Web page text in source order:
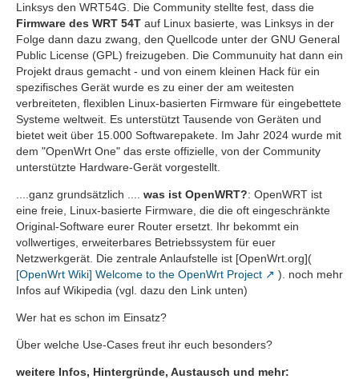
Linksys den WRT54G. Die Community stellte fest, dass die
Firmware des WRT 54T auf Linux basierte, was Linksys in der
Folge dann dazu zwang, den Quellcode unter der GNU General
Public License (GPL) freizugeben. Die Communuity hat dann ein
Projekt draus gemacht - und von einem kleinen Hack für ein
spezifisches Gerät wurde es zu einer der am weitesten
verbreiteten, flexiblen Linux-basierten Firmware für eingebettete
Systeme weltweit. Es unterstützt Tausende von Geräten und
bietet weit über 15.000 Softwarepakete. Im Jahr 2024 wurde mit
dem "OpenWrt One" das erste offizielle, von der Community
unterstützte Hardware-Gerät vorgestellt.
....ganz grundsätzlich .... was ist OpenWRT?: OpenWRT ist
eine freie, Linux-basierte Firmware, die die oft eingeschränkte
Original-Software eurer Router ersetzt. Ihr bekommt ein
vollwertiges, erweiterbares Betriebssystem für euer
Netzwerkgerät. Die zentrale Anlaufstelle ist [OpenWrt.org](
[OpenWrt Wiki] Welcome to the OpenWrt Project
). noch mehr
Infos auf Wikipedia (vgl. dazu den Link unten)
Wer hat es schon im Einsatz?
Über welche Use-Cases freut ihr euch besonders?
weitere Infos, Hintergründe, Austausch und mehr: